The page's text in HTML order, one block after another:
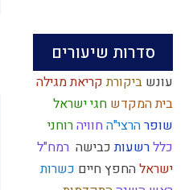
סדרות שיעורים
עונש ביקורתקריאת מגילה
בית המקדש חגי ישראל
שופרהרצי"ה חוויהרוחני
כללרשעותכבישה רמח"ל
ישראלהחפץ חיים כשרות